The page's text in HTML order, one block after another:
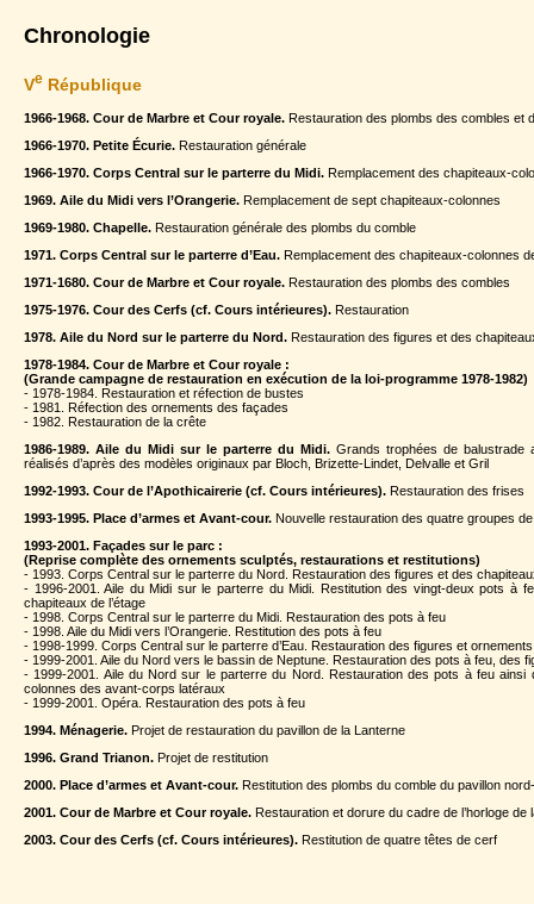
Chronologie
Ve République
1966-1968. Cour de Marbre et Cour royale. Restauration des plombs des combles et
1966-1970. Petite Écurie. Restauration générale
1966-1970. Corps Central sur le parterre du Midi. Remplacement des chapiteaux-
1969. Aile du Midi vers l’Orangerie. Remplacement de sept chapiteaux-colonnes
1969-1980. Chapelle. Restauration générale des plombs du comble
1971. Corps Central sur le parterre d’Eau. Remplacement des chapiteaux-colonnes
1971-1680. Cour de Marbre et Cour royale. Restauration des plombs des combles
1975-1976. Cour des Cerfs (cf. Cours intérieures). Restauration
1978. Aile du Nord sur le parterre du Nord. Restauration des figures et des
1978-1984. Cour de Marbre et Cour royale :
(Grande campagne de restauration en exécution de la loi-programme 1978-1982)
- 1978-1984. Restauration et réfection de bustes
- 1981. Réfection des ornements des façades
- 1982. Restauration de la crête
1986-1989. Aile du Midi sur le parterre du Midi. Grands trophées de balustrade
réalisés d’après des modèles originaux par Bloch, Brizette-Lindet, Delvalle et Gril
1992-1993. Cour de l’Apothicairerie (cf. Cours intérieures). Restauration des frises
1993-1995. Place d’armes et Avant-cour. Nouvelle restauration des quatre groupes de
1993-2001. Façades sur le parc :
(Reprise complète des ornements sculptés, restaurations et restitutions)
- 1993. Corps Central sur le parterre du Nord. Restauration des figures et des
- 1996-2001. Aile du Midi sur le parterre du Midi. Restitution des vingt-deux pots à
chapiteaux de l’étage
- 1998. Corps Central sur le parterre du Midi. Restauration des pots à feu
- 1998. Aile du Midi vers l’Orangerie. Restitution des pots à feu
- 1998-1999. Corps Central sur le parterre d’Eau. Restauration des figures et ornements
- 1999-2001. Aile du Nord vers le bassin de Neptune. Restauration des pots à feu, des
- 1999-2001. Aile du Nord sur le parterre du Nord. Restauration des pots à feu ainsi
colonnes des avant-corps latéraux
- 1999-2001. Opéra. Restauration des pots à feu
1994. Ménagerie. Projet de restauration du pavillon de la Lanterne
1996. Grand Trianon. Projet de restitution
2000. Place d’armes et Avant-cour. Restitution des plombs du comble du pavillon
2001. Cour de Marbre et Cour royale. Restauration et dorure du cadre de l’horloge de
2003. Cour des Cerfs (cf. Cours intérieures). Restitution de quatre têtes de cerf